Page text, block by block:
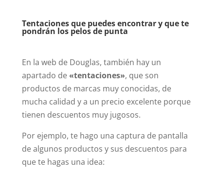
Tentaciones que puedes encontrar y que te
pondrán los pelos de punta
En la web de Douglas, también hay un
apartado de«tentaciones», que son
productos de marcas muy conocidas, de
mucha calidad y a un precio excelente porque
tienen descuentos muy jugosos.
Por ejemplo, te hago una captura de pantalla
de algunos productos y sus descuentos para
que te hagas una idea: